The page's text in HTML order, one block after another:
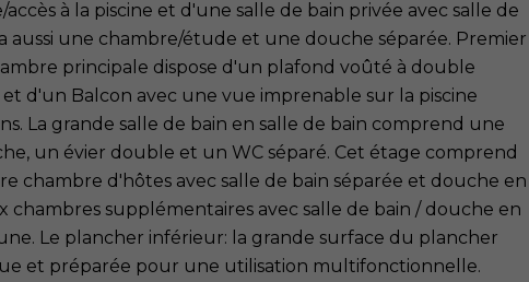
accès à la piscine et d'une salle de bain privée avec salle de
aussi une chambre/étude et une douche séparée. Premier
principale dispose d'un plafond voûté à double
d'un Balcon avec une vue imprenable sur la piscine
La grande salle de bain en salle de bain comprend une
un évier double et un WC séparé. Cet étage comprend
chambre d'hôtes avec salle de bain séparée et douche en
chambres supplémentaires avec salle de bain / douche en
Le plancher inférieur: la grande surface du plancher
et préparée pour une utilisation multifonctionnelle.